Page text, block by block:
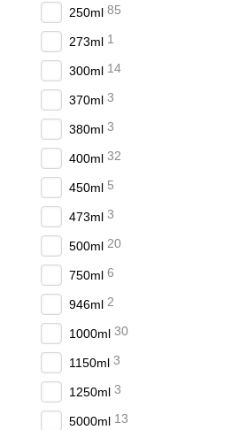
250ml 85
273ml 1
300ml 14
370ml 3
380ml 3
400ml 32
450ml 5
473ml 3
500ml 20
750ml 6
946ml 2
1000ml 30
1150ml 3
1250ml 3
5000ml 13